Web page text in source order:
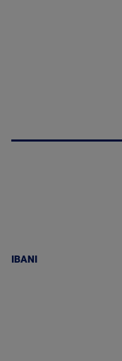
IBANI